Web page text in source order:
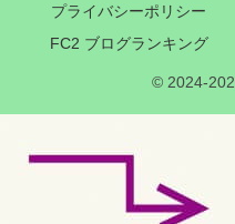
プライバシーポリシー
FC2 ブログランキング
© 2024-